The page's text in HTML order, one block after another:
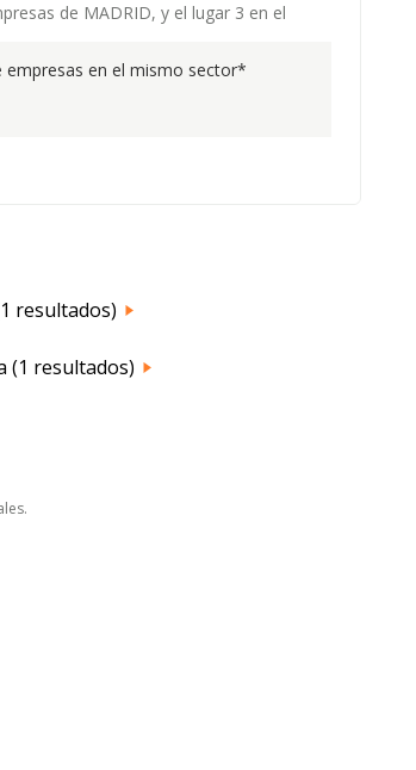
de MADRID, y el lugar 3 en el
empresas en el mismo sector*
resultados)
(1 resultados)